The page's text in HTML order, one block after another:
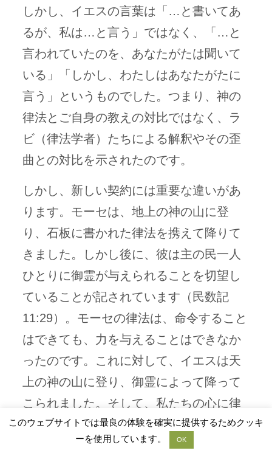
しかし、イエスの言葉は「…と書いてあ
るが、私は…と言う」ではなく、「…と
言われていたのを、あなたがたは聞いて
いる」「しかし、わたしはあなたがたに
言う」というものでした。つまり、神の
律法とご自身の教えの対比ではなく、ラ
ビ（律法学者）たちによる解釈やその歪
曲との対比を示されたのです。
しかし、新しい契約には重要な違いがあ
ります。モーセは、地上の神の山に登
り、石板に書かれた律法を携えて降りて
きました。しかし後に、彼は主の民一人
ひとりに御霊が与えられることを切望し
ていることが記されています（民数記
11:29）。モーセの律法は、命令すること
はできても、力を与えることはできなか
ったのです。これに対して、イエスは天
上の神の山に登り、御霊によって降って
こられました。そして、私たちの心に律
法を書き記されたのです。
このウェブサイトでは最良の体験を確実に提供するためクッキ
ーを使用しています。
OK